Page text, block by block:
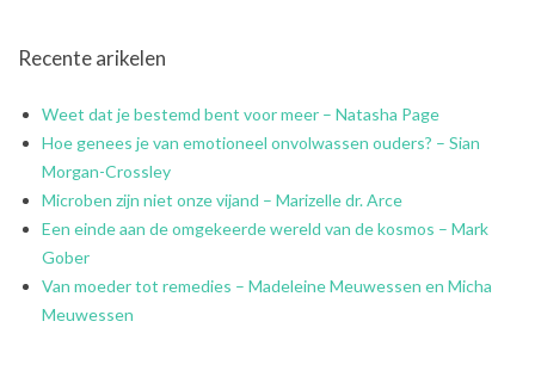
Recente arikelen
Weet dat je bestemd bent voor meer – Natasha Page
Hoe genees je van emotioneel onvolwassen ouders? – Sian
Morgan-Crossley
Microben zijn niet onze vijand – Marizelle dr. Arce
Een einde aan de omgekeerde wereld van de kosmos – Mark
Gober
Van moeder tot remedies – Madeleine Meuwessen en Micha
Meuwessen